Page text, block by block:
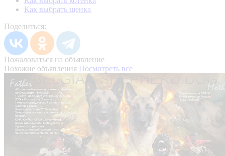
Как выбрать щенка
Поделиться:
Пожаловаться на объявление
Похожие объявления Посмотреть все